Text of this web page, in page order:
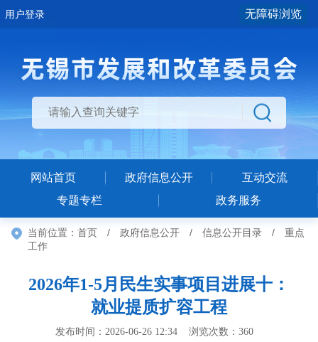
用户登录 无障碍浏览
网站首页 政府信息公开
互动交流
专题专栏
政务服务
当前位置： 首页 / 政府信息公开 / 信息公开目录 /
重点
工作
2026年1-5月民生实事项目进展十：
就业提质扩容工程
发布时间：2026-06-26 12:34 浏览次数： 360